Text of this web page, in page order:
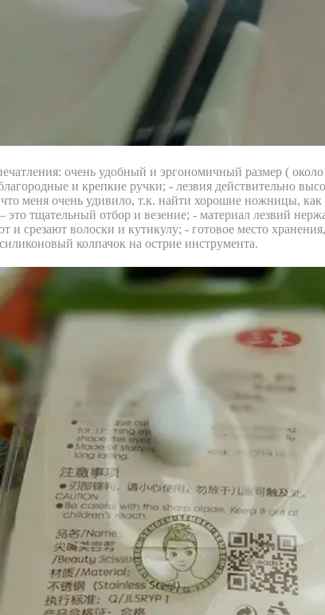
очень удобный и эргономичный размер (
и крепкие ручки; - лезвия действительно
меня очень удивило, т.к. найти хорошие ножницы, как
это тщательный отбор и везение; - материал лезвий
и срезают волоски и кутикулу; - готовое место
колпачок на острие инструмента.